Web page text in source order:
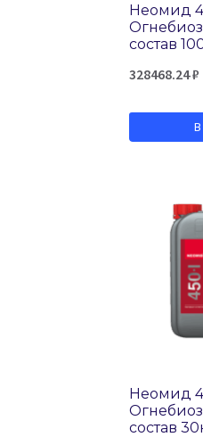
Неомид
состав
328468.24₽
Неомид
состав